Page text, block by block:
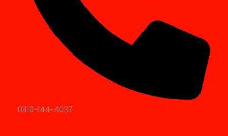
0810-144-4037